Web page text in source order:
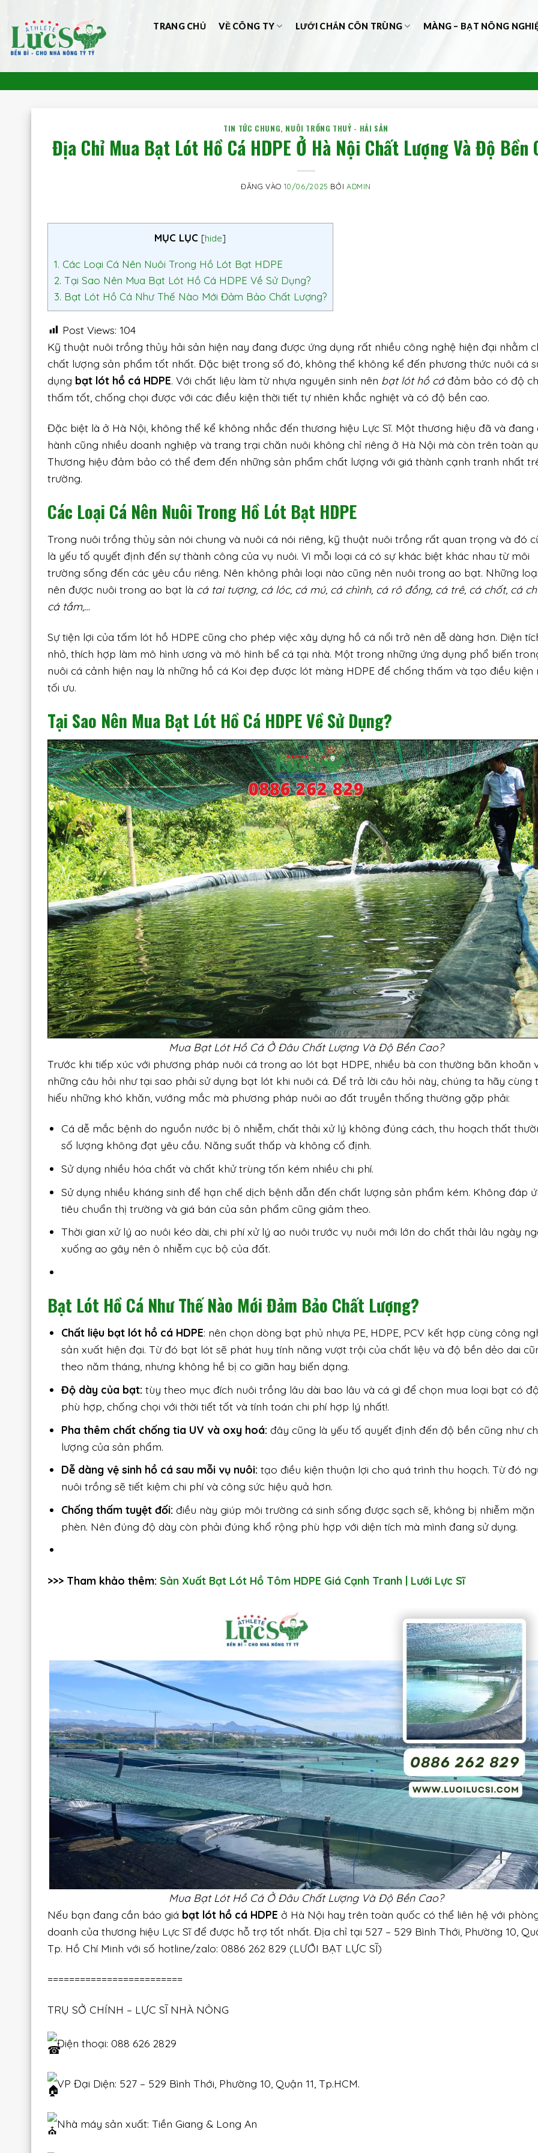
qua
dung
TRANG CHỦ VỀ CÔNG TY LƯỚI CHẮN CÔN TRÙNG MÀNG – BẠT NÔNG
TIN TỨC CHUNG, NUÔI TRỒNG THUỶ - HẢI SẢN
Địa Chỉ Mua Bạt Lót Hồ Cá HDPE Ở Hà Nội Chất Lượng Và Độ Bền
ĐĂNG VÀO 10/06/2025 BỞI ADMIN
MỤC LỤC [hide]
1. Các Loại Cá Nên Nuôi Trong Hồ Lót Bạt HDPE
2. Tại Sao Nên Mua Bạt Lót Hồ Cá HDPE Về Sử Dụng?
3. Bạt Lót Hồ Cá Như Thế Nào Mới Đảm Bảo Chất Lượng?
Post Views: 104
Kỹ thuật nuôi trồng thủy hải sản hiện nay đang được ứng dụng rất nhiều công nghệ hiện đại nhằm
chất lượng sản phẩm tốt nhất. Đặc biệt trong số đó, không thể không kể đến phương thức nuôi cá
dụng bạt lót hồ cá HDPE. Với chất liệu làm từ nhựa nguyên sinh nên bạt lót hồ cáđảm bảo có độ
thấm tốt, chống chọi được với các điều kiện thời tiết tự nhiên khắc nghiệt và có độ bền cao.
Đặc biệt là ở Hà Nội, không thể kể không nhắc đến thương hiệu Lực Sĩ. Một thương hiệu đã và đang
hành cũng nhiều doanh nghiệp và trang trại chăn nuôi không chỉ riêng ở Hà Nội mà còn trên toàn
Thương hiệu đảm bảo có thể đem đến những sản phẩm chất lượng với giá thành cạnh tranh nhất
trường.
Các Loại Cá Nên Nuôi Trong Hồ Lót Bạt HDPE
Trong nuôi trồng thủy sản nói chung và nuôi cá nói riêng, kỹ thuật nuôi trồng rất quan trọng và đó
là yếu tố quyết định đến sự thành công của vụ nuôi. Vì mỗi loại cá có sự khác biệt khác nhau từ môi
trường sống đến các yêu cầu riêng. Nên không phải loại nào cũng nên nuôi trong ao bạt. Những
nên được nuôi trong ao bạt là cá tai tượng, cá lóc, cá mú, cá chình, cá rô đồng, cá trê, cá chốt, cá
cá tầm,…
Sự tiện lợi của tấm lót hồ HDPE cũng cho phép việc xây dựng hồ cá nổi trở nên dễ dàng hơn. Diện
nhỏ, thích hợp làm mô hình ương và mô hình bể cá tại nhà. Một trong những ứng dụng phổ biến
nuôi cá cảnh hiện nay là những hồ cá Koi đẹp được lót màng HDPE để chống thấm và tạo điều kiện
tối ưu.
Tại Sao Nên Mua Bạt Lót Hồ Cá HDPE Về Sử Dụng?
Mua Bạt Lót Hồ Cá Ở Đâu Chất Lượng Và Độ Bền Cao?
Trước khi tiếp xúc với phương pháp nuôi cá trong ao lót bạt HDPE, nhiều bà con thường băn khoăn
những câu hỏi như tại sao phải sử dụng bạt lót khi nuôi cá. Để trả lời câu hỏi này, chúng ta hãy cùng
hiểu những khó khăn, vướng mắc mà phương pháp nuôi ao đất truyền thống thường gặp phải:
Cá dễ mắc bệnh do nguồn nước bị ô nhiễm, chất thải xử lý không đúng cách, thu hoạch thất
số lượng không đạt yêu cầu. Năng suất thấp và không cố định.
Sử dụng nhiều hóa chất và chất khử trùng tốn kém nhiều chi phí.
Sử dụng nhiều kháng sinh để hạn chế dịch bệnh dẫn đến chất lượng sản phẩm kém. Không đáp
tiêu chuẩn thị trường và giá bán của sản phẩm cũng giảm theo.
Thời gian xử lý ao nuôi kéo dài, chi phí xử lý ao nuôi trước vụ nuôi mới lớn do chất thải lâu ngày
xuống ao gây nên ô nhiễm cục bộ của đất.
Bạt Lót Hồ Cá Như Thế Nào Mới Đảm Bảo Chất Lượng?
Chất liệu bạt lót hồ cá HDPE: nên chọn dòng bạt phủ nhựa PE, HDPE, PCV kết hợp cùng công
sản xuất hiện đại. Từ đó bạt lót sẽ phát huy tính năng vượt trội của chất liệu và độ bền dẻo dai
theo năm tháng, nhưng không hề bị co giãn hay biến dạng.
Độ dày của bạt: tùy theo mục đích nuôi trồng lâu dài bao lâu và cá gì để chọn mua loại bạt có
phù hợp, chống chọi với thời tiết tốt và tính toán chi phí hợp lý nhất!.
Pha thêm chất chống tia UV và oxy hoá: đây cũng là yếu tố quyết định đến độ bền cũng như
lượng của sản phẩm.
Dễ dàng vệ sinh hồ cá sau mỗi vụ nuôi: tạo điều kiện thuận lợi cho quá trình thu hoạch. Từ đó
nuôi trồng sẽ tiết kiệm chi phí và công sức hiệu quả hơn.
Chống thấm tuyệt đối: điều này giúp môi trường cá sinh sống được sạch sẽ, không bị nhiễm mặn
phèn. Nên đúng độ dày còn phải đúng khổ rộng phù hợp với diện tích mà mình đang sử dụng.
>>> Tham khảo thêm: Sản Xuất Bạt Lót Hồ Tôm HDPE Giá Cạnh Tranh | Lưới Lực Sĩ
Mua Bạt Lót Hồ Cá Ở Đâu Chất Lượng Và Độ Bền Cao?
Nếu bạn đang cần báo giá bạt lót hồ cá HDPE ở Hà Nội hay trên toàn quốc có thể liên hệ với
doanh của thương hiệu Lực Sĩ để được hỗ trợ tốt nhất. Địa chỉ tại 527 – 529 Bình Thới, Phường 10,
Tp. Hồ Chí Minh với số hotline/zalo: 0886 262 829 (LƯỚI BẠT LỰC SĨ)
=========================
TRỤ SỞ CHÍNH – LỰC SĨ NHÀ NÔNG
Điện thoại: 088 626 2829
VP Đại Diện: 527 – 529 Bình Thới, Phường 10, Quận 11, Tp.HCM.
Nhà máy sản xuất: Tiền Giang & Long An